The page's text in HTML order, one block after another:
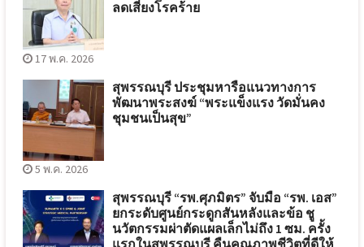
ลดเสี่ยงโรคร้าย
17 พ.ค. 2026
สุพรรณบุรี ประชุมหารือแนวทางการ
พัฒนาพระสงฆ์ “พระแข็งแรง วัดมั่นคง
ชุมชนเป็นสุข”
5 พ.ค. 2026
สุพรรณบุรี “รพ.ศุภมิตร” จับมือ “รพ. เอส”
ยกระดับศูนย์กระดูกสันหลังและข้อ ชู
นวัตกรรมผ่าตัดแผลเล็กไม่ถึง 1 ซม. ครั้ง
แรกในสุพรรณบุรี คืนคุณภาพชีวิตที่ดีให้